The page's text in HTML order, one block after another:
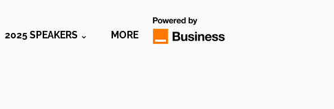
2025 SPEAKERS ⌄ MORE